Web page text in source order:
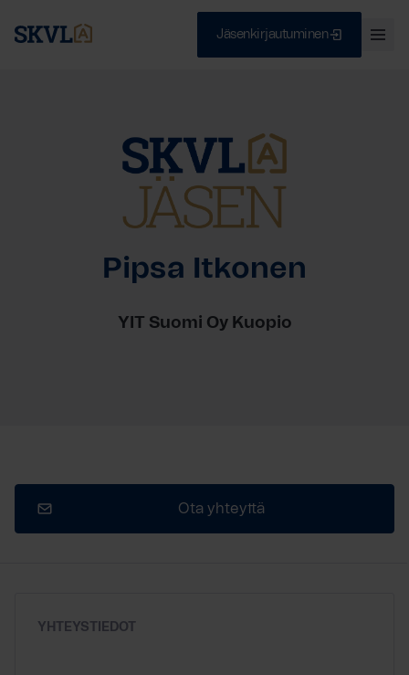
Jäsenkirjautuminen
Pipsa Itkonen
YIT Suomi Oy Kuopio
Ota yhteyttä
YHTEYSTIEDOT